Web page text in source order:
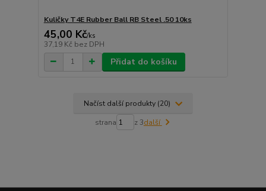
Kuličky T4E Rubber Ball RB Steel .50 10ks
45,00 Kč/ks
37,19 Kč bez DPH
Přidat do košíku
Načíst další produkty (20)
strana z 3další